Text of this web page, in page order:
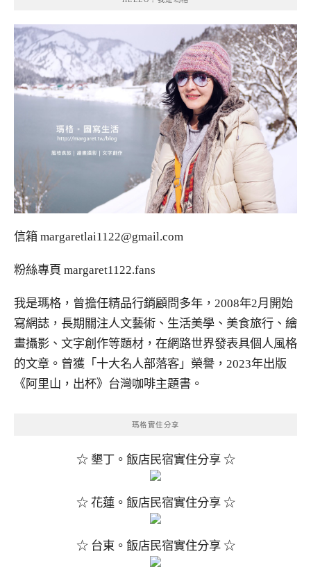
信箱 margaretlai1122@gmail.com
粉絲專頁 margaret1122.fans
我是瑪格，曾擔任精品行銷顧問多年，2008年2月開始
寫網誌，長期關注人文藝術、生活美學、美食旅行、繪
畫攝影、文字創作等題材，在網路世界發表具個人風格
的文章。曾獲「十大名人部落客」榮譽，2023年出版
《阿里山，出杯》台灣咖啡主題書。
瑪格實住分享
☆ 墾丁。飯店民宿實住分享 ☆
☆ 花蓮。飯店民宿實住分享 ☆
☆ 台東。飯店民宿實住分享 ☆